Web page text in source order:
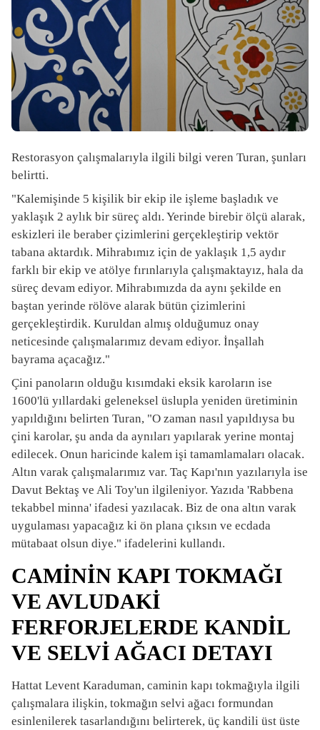
Restorasyon çalışmalarıyla ilgili bilgi veren Turan, şunları
belirtti.
"Kalemişinde 5 kişilik bir ekip ile işleme başladık ve
yaklaşık 2 aylık bir süreç aldı. Yerinde birebir ölçü alarak,
eskizleri ile beraber çizimlerini gerçekleştirip vektör
tabana aktardık. Mihrabımız için de yaklaşık 1,5 aydır
farklı bir ekip ve atölye fırınlarıyla çalışmaktayız, hala da
süreç devam ediyor. Mihrabımızda da aynı şekilde en
baştan yerinde rölöve alarak bütün çizimlerini
gerçekleştirdik. Kuruldan almış olduğumuz onay
neticesinde çalışmalarımız devam ediyor. İnşallah
bayrama açacağız."
Çini panoların olduğu kısımdaki eksik karoların ise
1600'lü yıllardaki geleneksel üslupla yeniden üretiminin
yapıldığını belirten Turan, "O zaman nasıl yapıldıysa bu
çini karolar, şu anda da aynıları yapılarak yerine montaj
edilecek. Onun haricinde kalem işi tamamlamaları olacak.
Altın varak çalışmalarımız var. Taç Kapı'nın yazılarıyla ise
Davut Bektaş ve Ali Toy'un ilgileniyor. Yazıda 'Rabbena
tekabbel minna' ifadesi yazılacak. Biz de ona altın varak
uygulaması yapacağız ki ön plana çıksın ve ecdada
mütabaat olsun diye." ifadelerini kullandı.
CAMİNİN KAPI TOKMAĞI
VE AVLUDAKİ
FERFORJELERDE KANDİL
VE SELVİ AĞACI DETAYI
Hattat Levent Karaduman, caminin kapı tokmağıyla ilgili
çalışmalara ilişkin, tokmağın selvi ağacı formundan
esinlenilerek tasarlandığını belirterek, üç kandili üst üste